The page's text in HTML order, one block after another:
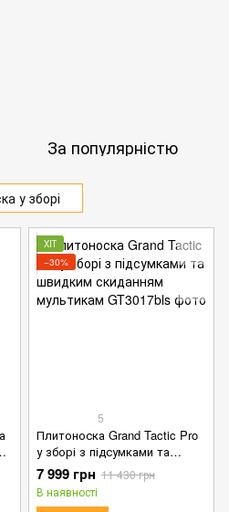
За популярністю
у зборі
ХІТ
−30%
5
Плитоноска Grand Tactic Pro
у зборі з підсумками та
швидким скиданням
мультикам
7 999 грн 11 430 грн
В наявності